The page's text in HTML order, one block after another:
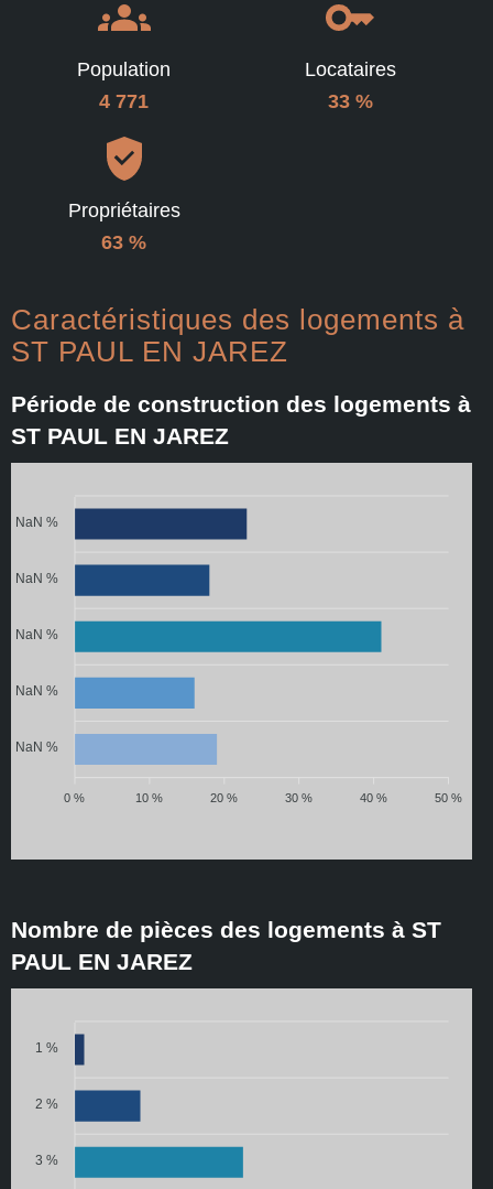
Population
4 771
Locataires
33 %
Propriétaires
63 %
Caractéristiques des logements à
ST PAUL EN JAREZ
Période de construction des logements à
ST PAUL EN JAREZ
NaN %
NaN %
NaN %
NaN %
NaN %
50 %
40 %
30 %
20 %
10 %
0 %
Nombre de pièces des logements à ST
PAUL EN JAREZ
1 %
2 %
3 %